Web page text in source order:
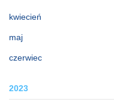
kwiecień
maj
czerwiec
2023